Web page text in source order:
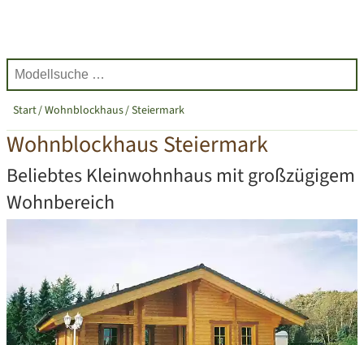
Start Wohnblockhaus Steiermark
Wohnblockhaus Steiermark
Beliebtes Kleinwohnhaus mit großzügigem
Wohnbereich